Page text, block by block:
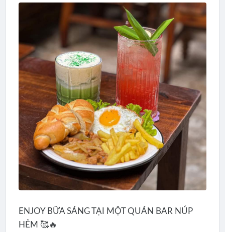
ENJOY BỮA SÁNG TẠI MỘT QUÁN BAR NÚP
HẺM 🥰🔥